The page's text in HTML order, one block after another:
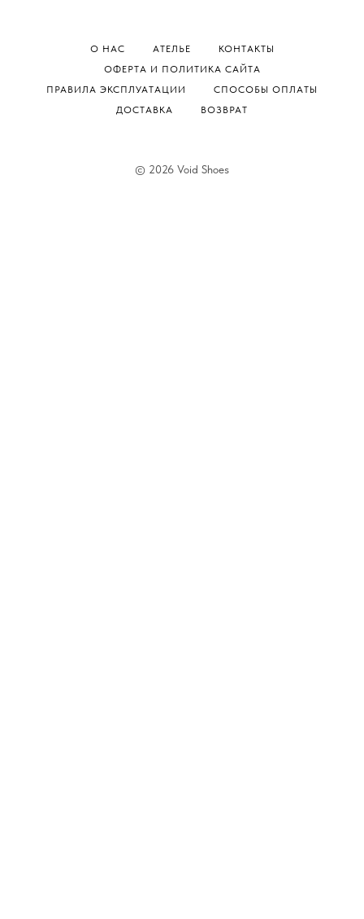
О НАС АТЕЛЬЕ
КОНТАКТЫ
ОФЕРТА И ПОЛИТИКА САЙТА
ПРАВИЛА ЭКСПЛУАТАЦИИ
СПОСОБЫ ОПЛАТЫ
ДОСТАВКА
ВОЗВРАТ
© 2026 Void Shoes